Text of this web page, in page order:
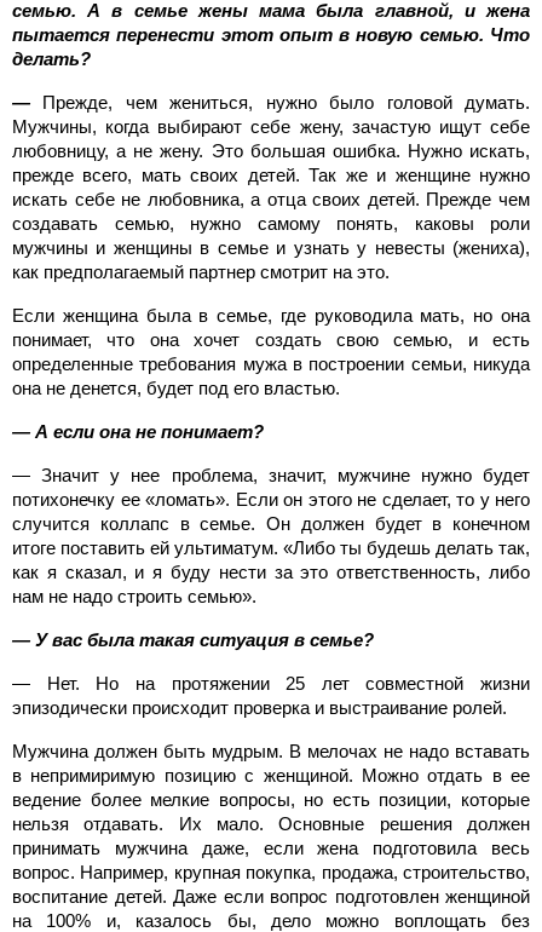
семью. А в семье жены мама была главной, и жена
пытается перенести этот опыт в новую семью. Что
делать?
— Прежде, чем жениться, нужно было головой думать.
Мужчины, когда выбирают себе жену, зачастую ищут себе
любовницу, а не жену. Это большая ошибка. Нужно искать,
прежде всего, мать своих детей. Так же и женщине нужно
искать себе не любовника, а отца своих детей. Прежде чем
создавать семью, нужно самому понять, каковы роли
мужчины и женщины в семье и узнать у невесты (жениха),
как предполагаемый партнер смотрит на это.
Если женщина была в семье, где руководила мать, но она
понимает, что она хочет создать свою семью, и есть
определенные требования мужа в построении семьи, никуда
она не денется, будет под его властью.
— А если она не понимает?
— Значит у нее проблема, значит, мужчине нужно будет
потихонечку ее «ломать». Если он этого не сделает, то у него
случится коллапс в семье. Он должен будет в конечном
итоге поставить ей ультиматум. «Либо ты будешь делать так,
как я сказал, и я буду нести за это ответственность, либо
нам не надо строить семью».
— У вас была такая ситуация в семье?
— Нет. Но на протяжении 25 лет совместной жизни
эпизодически происходит проверка и выстраивание ролей.
Мужчина должен быть мудрым. В мелочах не надо вставать
в непримиримую позицию с женщиной. Можно отдать в ее
ведение более мелкие вопросы, но есть позиции, которые
нельзя отдавать. Их мало. Основные решения должен
принимать мужчина даже, если жена подготовила весь
вопрос. Например, крупная покупка, продажа, строительство,
воспитание детей. Даже если вопрос подготовлен женщиной
на 100% и, казалось бы, дело можно воплощать без